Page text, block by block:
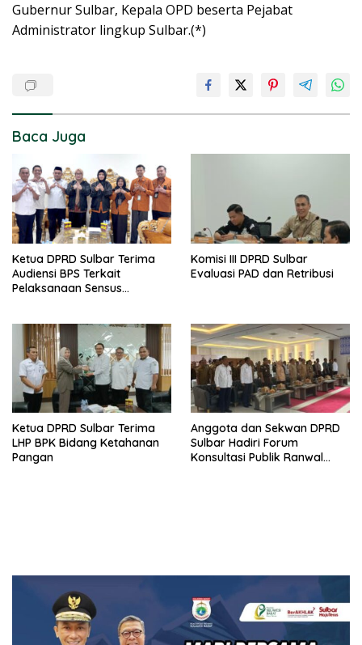
Gubernur Sulbar, Kepala OPD beserta Pejabat
Administrator lingkup Sulbar.(*)
Baca Juga
Ketua DPRD Sulbar Terima
Audiensi BPS Terkait
Pelaksanaan Sensus
Komisi III DPRD Sulbar
Evaluasi PAD dan Retribusi
Ketua DPRD Sulbar Terima
LHP BPK Bidang Ketahanan
Pangan
Anggota dan Sekwan DPRD
Sulbar Hadiri Forum
Konsultasi Publik Ranwal